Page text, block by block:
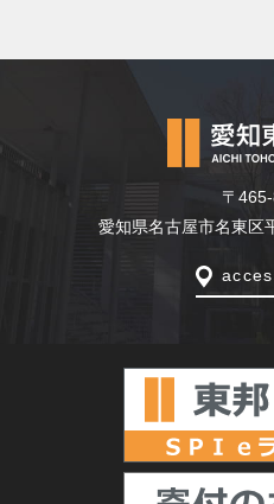
〒
愛知県名古屋市名東区